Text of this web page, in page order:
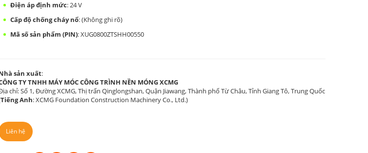
Điện áp định mức: 24 V
Cấp độ chống cháy nổ: (Không ghi rõ)
Mã số sản phẩm (PIN): XUG0800ZTSHH00550
sản xuất:
TY TNHH MÁY MÓC CÔNG TRÌNH NỀN MÓNG XCMG
chỉ: Số 1, Đường XCMG, Thị trấn Qinglongshan, Quận Jiawang, Thành phố Từ Châu, Tỉnh Giang Tô, Trung Quốc
Tiếng Anh: XCMG Foundation Construction Machinery Co., Ltd.)
Liên hệ